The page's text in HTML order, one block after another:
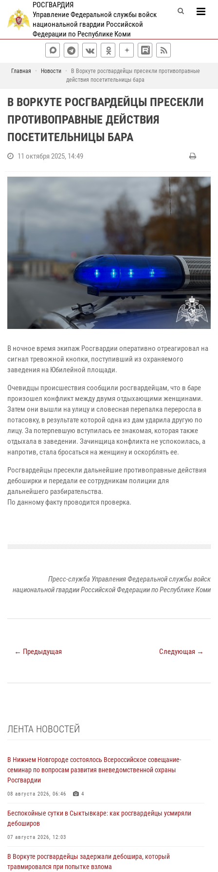
РОСГВАРДИЯ
Управление Федеральной службы войск
национальной гвардии Российской
Федерации по Республике Коми
Главная Новости
В Воркуте росгвардейцы пресекли противоправные
действия посетительницы бара
В ВОРКУТЕ РОСГВАРДЕЙЦЫ ПРЕСЕКЛИ
ПРОТИВОПРАВНЫЕ ДЕЙСТВИЯ
ПОСЕТИТЕЛЬНИЦЫ БАРА
11 октября 2025, 14:49
В ночное время экипаж Росгвардии оперативно отреагировал на
сигнал тревожной кнопки, поступивший из охраняемого
заведения на Юбилейной площади.
Очевидцы происшествия сообщили росгвардейцам, что в баре
произошел конфликт между двумя отдыхающими женщинами.
Затем они вышли на улицу и словесная перепалка переросла в
потасовку, в результате которой одна из дам ударила другую по
лицу. За потерпевшую вступилась ее знакомая, которая также
отдыхала в заведении. Зачинщица конфликта не успокоилась, а
напротив, стала бросаться на женщину и оскорблять ее.
Росгвардейцы пресекли дальнейшие противоправные действия
дебоширки и передали ее сотрудникам полиции для
дальнейшего разбирательства.
По данному факту проводится проверка.
Пресс-служба Управления Федеральной службы войск
национальной гвардии Российской Федерации по Республике Коми
← Предыдущая Следующая →
ЛЕНТА НОВОСТЕЙ
В Нижнем Новгороде состоялось Всероссийское совещание-
семинар по вопросам развития вневедомственной охраны
Росгвардии
08 августа 2026, 06:46 4
Беспокойные сутки в Сыктывкаре: как росгвардейцы усмиряли
дебоширов
07 августа 2026, 12:03
В Воркуте росгвардейцы задержали дебошира, который
травмировался при попытке взлома